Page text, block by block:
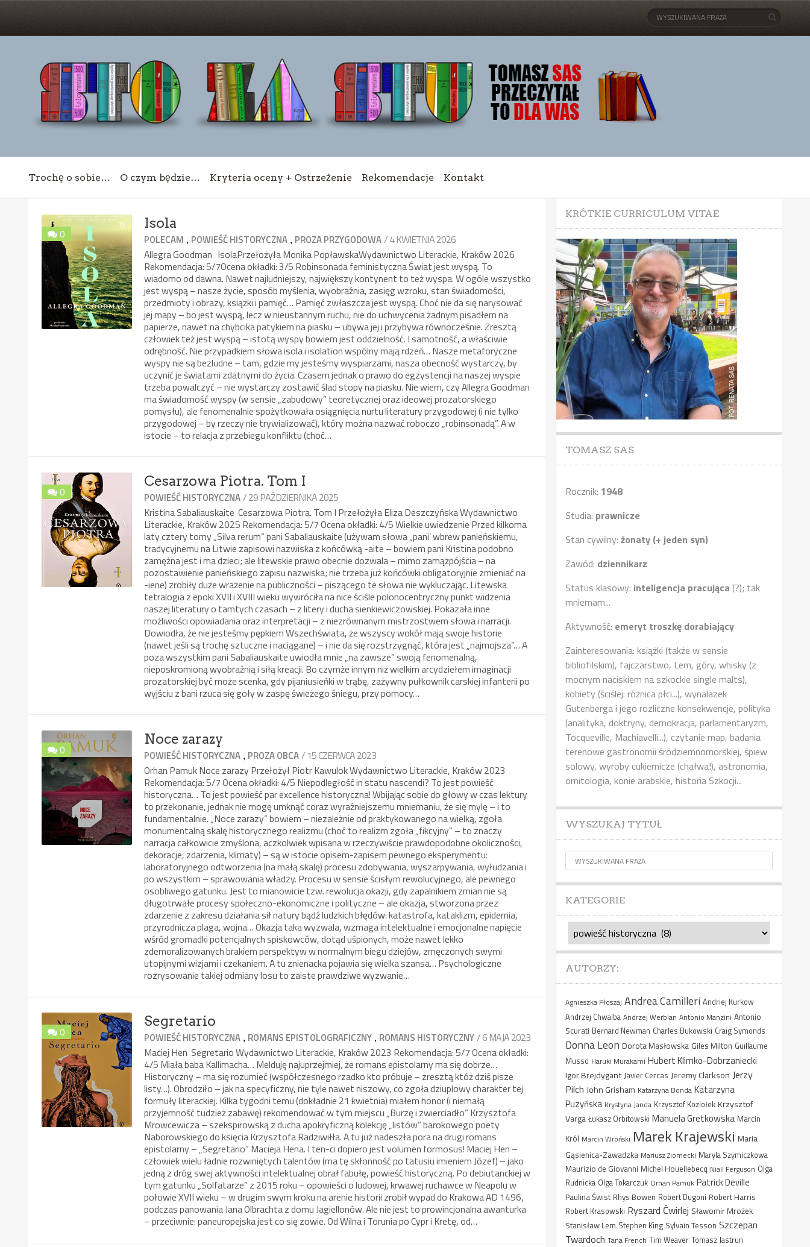
Trochę o sobie… O czym będzie… Kryteria oceny + Ostrzeżenie Rekomendacje Kontakt
0
Isola
POLECAM , POWIEŚĆ HISTORYCZNA , PROZA PRZYGODOWA/ 4 KWIETNIA 2026
Allegra Goodman IsolaPrzełożyła Monika PopławskaWydawnictwo Literackie, Kraków 2026
Rekomendacja: 5/7Ocena okładki: 3/5 Robinsonada feministyczna Świat jest wyspą. To
wiadomo od dawna. Nawet najludniejszy, największy kontynent to też wyspa. W ogóle wszystko
jest wyspą – nasze życie, sposób myślenia, wyobraźnia, zasięg wzroku, stan świadomości,
przedmioty i obrazy, książki i pamięć… Pamięć zwłaszcza jest wyspą. Choć nie da się narysować
jej mapy – bo jest wyspą, lecz w nieustannym ruchu, nie do uchwycenia żadnym pisadłem na
papierze, nawet na chybcika patykiem na piasku – ubywa jej i przybywa równocześnie. Zresztą
człowiek też jest wyspą – istotą wyspy bowiem jest oddzielność. I samotność, a właściwie
odrębność. Nie przypadkiem słowa isola i isolation wspólny mają rdzeń… Nasze metaforyczne
wyspy nie są bezludne – tam, gdzie my jesteśmy wyspiarzami, nasza obecność wystarczy, by
uczynić je światami zdatnymi do życia. Czasem jednak o prawo do egzystencji na naszej wyspie
trzeba powalczyć – nie wystarczy zostawić ślad stopy na piasku. Nie wiem, czy Allegra Goodman
ma świadomość wyspy (w sensie „zabudowy” teoretycznej oraz ideowej prozatorskiego
pomysłu), ale fenomenalnie spożytkowała osiągnięcia nurtu literatury przygodowej (i nie tylko
przygodowej – by rzeczy nie trywializować), który można nazwać roboczo „robinsonadą”. A w
istocie – to relacja z przebiegu konfliktu (choć…
0
Cesarzowa Piotra. Tom I
POWIEŚĆ HISTORYCZNA/ 29 PAŹDZIERNIKA 2025
Kristina Sabaliauskaite Cesarzowa Piotra. Tom I Przełożyła Eliza Deszczyńska Wydawnictwo
Literackie, Kraków 2025 Rekomendacja: 5/7 Ocena okładki: 4/5 Wielkie uwiedzenie Przed kilkoma
laty cztery tomy „Silva rerum” pani Sabaliauskaite (używam słowa „pani’ wbrew panieńskiemu,
tradycyjnemu na Litwie zapisowi nazwiska z końcówką -aite – bowiem pani Kristina podobno
zamężna jest i ma dzieci; ale litewskie prawo obecnie dozwala – mimo zamążpójścia – na
pozostawienie panieńskiego zapisu nazwiska; nie trzeba już końcówki obligatoryjnie zmieniać na
-iene) zrobiły duże wrażenie na publiczności – piszącego te słowa nie wykluczając. Litewska
tetralogia z epoki XVII i XVIII wieku wywróciła na nice ściśle polonocentryczny punkt widzenia
naszej literatury o tamtych czasach – z litery i ducha sienkiewiczowskiej. Pokazała inne
możliwości opowiadania oraz interpretacji – z niezrównanym mistrzostwem słowa i narracji.
Dowiodła, że nie jesteśmy pępkiem Wszechświata, że wszyscy wokół mają swoje historie
(nawet jeśli są trochę sztuczne i naciągane) – i nie da się rozstrzygnąć, która jest „najmojsza”… A
poza wszystkim pani Sabaliauskaite uwiodła mnie „na zawsze” swoją fenomenalną,
nieposkromioną wyobraźnią i siłą kreacji. Bo czymże innym niż wielkim arcydziełem imaginacji
prozatorskiej być może scenka, gdy pijaniusieńki w trąbę, zażywny pułkownik carskiej infanterii po
wyjściu z bani rzuca się goły w zaspę świeżego śniegu, przy pomocy…
0
Noce zarazy
POWIEŚĆ HISTORYCZNA , PROZA OBCA/ 15 CZERWCA 2023
Orhan Pamuk Noce zarazy Przełożył Piotr Kawulok Wydawnictwo Literackie, Kraków 2023
Rekomendacja: 5/7 Ocena okładki: 4/5 Niepodległość in statu nascendi? To jest powieść
historyczna… To jest powieść par excellence historyczna! Wbijając sobie do głowy w czas lektury
to przekonanie, jednak nie mogę umknąć coraz wyraźniejszemu mniemaniu, że się mylę – i to
fundamentalnie. „Noce zarazy” bowiem – niezależnie od praktykowanego na wielką, zgoła
monumentalną skalę historycznego realizmu (choć to realizm zgoła „fikcyjny” – to znaczy
narracja całkowicie zmyślona, aczkolwiek wpisana w rzeczywiście prawdopodobne okoliczności,
dekoracje, zdarzenia, klimaty) – są w istocie opisem-zapisem pewnego eksperymentu:
laboratoryjnego odtworzenia (na małą skalę) procesu zdobywania, wyszarpywania, wyłudzania i
po wszystkim – sprawowania władzy. Procesu w sensie ścisłym rewolucyjnego, ale pewnego
osobliwego gatunku. Jest to mianowicie tzw. rewolucja okazji, gdy zapalnikiem zmian nie są
długotrwałe procesy społeczno-ekonomiczne i polityczne – ale okazja, stworzona przez
zdarzenie z zakresu działania sił natury bądź ludzkich błędów: katastrofa, kataklizm, epidemia,
przyrodnicza plaga, wojna… Okazja taka wyzwala, wzmaga intelektualne i emocjonalne napięcie
wśród gromadki potencjalnych spiskowców, dotąd uśpionych, może nawet lekko
zdemoralizowanych brakiem perspektyw w normalnym biegu dziejów, zmęczonych swymi
utopijnymi wizjami i czekaniem. A tu znienacka pojawia się wielka szansa… Psychologiczne
rozrysowanie takiej odmiany losu to zaiste prawdziwe wyzwanie…
0
Segretario
POWIEŚĆ HISTORYCZNA , ROMANS EPISTOLOGRAFICZNY , ROMANS HISTORYCZNY/ 6 MAJA 2023
Maciej Hen Segretario Wydawnictwo Literackie, Kraków 2023 Rekomendacja: 5/7 Ocena okładki:
4/5 Miała baba Kallimacha… Melduję najuprzejmiej, że romans epistolarny ma się dobrze…
Historyczny – ma się rozumieć (współczesnego rzadko kto próbuje – zresztą któż dziś pisze
listy…). Obrodziło – jak na specyficzny, nie tyle nawet niszowy, co zgoła dziuplowy charakter tej
formuły literackiej. Kilka tygodni temu (dokładnie 21 kwietnia) miałem honor (i niemałą
przyjemność tudzież zabawę) rekomendować w tym miejscu „Burzę i zwierciadło” Krzysztofa
Mrowcewicza – szekspirowską z ducha apokryficzną kolekcję „listów” barokowego poety
Naborowskiego do księcia Krzysztofa Radziwiłła. A tu już nadeszła pora na drugi romans
epistolarny – „Segretario” Macieja Hena. I ten-ci dopiero jest volumen formosus! Maciej Hen –
człowiek wielu ładnie rozwiniętych talentów (ma tę skłonność po tatusiu imieniem Józef) – jako
jedną z dróg swej aktywności intelektualnej obrał fabułę, powieść historyczną. Po debiutanckiej w
tym gatunku „Solfatarze” z 2015 roku – opowieści o ludowej, krwawej ruchawce w Neapolu w
połowie XVII wieku – w drugim swym kroku na arenie historii zrobił wypad do Krakowa AD 1496,
podczas panowania Jana Olbrachta z domu Jagiellonów. Ale nie jest to prowincjonalna awanturka
– przeciwnie: paneuropejska jest co się zowie. Od Wilna i Torunia po Cypr i Kretę, od…
KRÓTKIE CURRICULUM VITAE
TOMASZ SAS
Rocznik: 1948
Studia: prawnicze
Stan cywilny: żonaty (+ jeden syn)
Zawód: dziennikarz
Status klasowy: inteligencja pracująca (?); tak
mniemam...
Aktywność: emeryt troszkę dorabiający
Zainteresowania: książki (także w sensie
bibliofilskim), fajczarstwo, Lem, góry, whisky (z
mocnym naciskiem na szkockie single malts),
kobiety (ściślej: różnica płci...), wynalazek
Gutenberga i jego rozliczne konsekwencje, polityka
(analityka, doktryny, demokracja, parlamentaryzm,
Tocqueville, Machiavelli...), czytanie map, badania
terenowe gastronomii śródziemnomorskiej, śpiew
solowy, wyroby cukiernicze (chałwa!), astronomia,
ornitologia, konie arabskie, historia Szkocji...
WYSZUKAJ TYTUŁ
KATEGORIE
Kategorie
AUTORZY:
Agnieszka Płoszaj Andrea Camilleri Andriej Kurkow
Andrzej Chwalba Andrzej Werblan Antonio Manzini Antonio
Scurati Bernard Newman Charles Bukowski Craig Symonds
Donna Leon Dorota Masłowska Giles Milton Guillaume
Musso Haruki Murakami Hubert Klimko-Dobrzaniecki
Igor Brejdygant Javier Cercas Jeremy Clarkson Jerzy
Pilch John Grisham Katarzyna Bonda Katarzyna
Puzyńska Krystyna Janda Krzysztof Koziołek Krzysztof
Varga Łukasz Orbitowski Manuela Gretkowska Marcin
Król Marcin Wroński Marek Krajewski Maria
Gąsienica-Zawadzka Mariusz Ziomecki Maryla Szymiczkowa
Maurizio de Giovanni Michel Houellebecq Niall Ferguson Olga
Rudnicka Olga Tokarczuk Orhan Pamuk Patrick Deville
Paulina Świst Rhys Bowen Robert Dugoni Robert Harris
Robert Krasowski Ryszard Ćwirlej Sławomir Mrożek
Stanisław Lem Stephen King Sylvain Tesson Szczepan
Twardoch Tana French Tim Weaver Tomasz Jastrun